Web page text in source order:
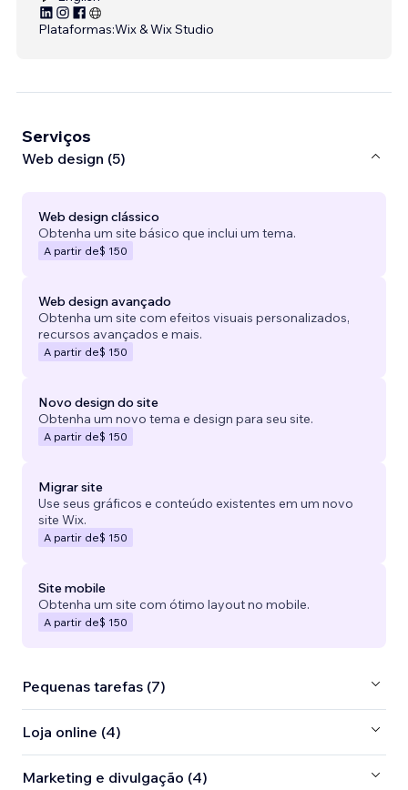
Plataformas:Wix & Wix Studio
Serviços
Web design (5)
Web design clássico
Obtenha um site básico que inclui um tema.
A partir de$ 150
Web design avançado
Obtenha um site com efeitos visuais personalizados,
recursos avançados e mais.
A partir de$ 150
Novo design do site
Obtenha um novo tema e design para seu site.
A partir de$ 150
Migrar site
Use seus gráficos e conteúdo existentes em um novo
site Wix.
A partir de$ 150
Site mobile
Obtenha um site com ótimo layout no mobile.
A partir de$ 150
Pequenas tarefas (7)
Loja online (4)
Marketing e divulgação (4)